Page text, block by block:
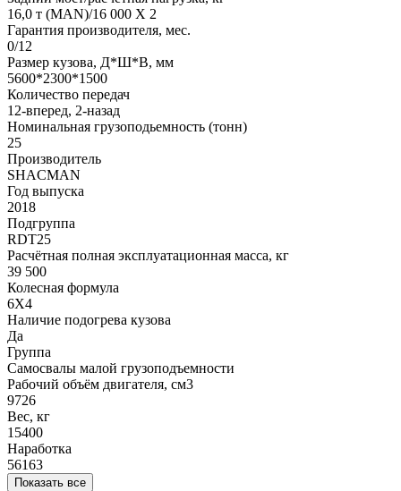
16,0 т (MAN)/16 000 Х 2
Гарантия производителя, мес.
0/12
Размер кузова, Д*Ш*В, мм
5600*2300*1500
Количество передач
12-вперед, 2-назад
Номинальная грузоподьемность (тонн)
25
Производитель
SHACMAN
Год выпуска
2018
Подгруппа
RDT25
Расчётная полная эксплуатационная масса, кг
39 500
Колесная формула
6Х4
Наличие подогрева кузова
Да
Группа
Самосвалы малой грузоподъемности
Рабочий объём двигателя, cм3
9726
Вес, кг
15400
Наработка
56163
Показать все